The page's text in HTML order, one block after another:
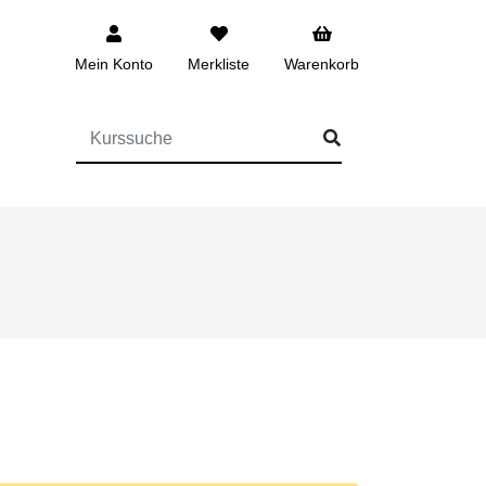
Mein Konto Merkliste Warenkorb